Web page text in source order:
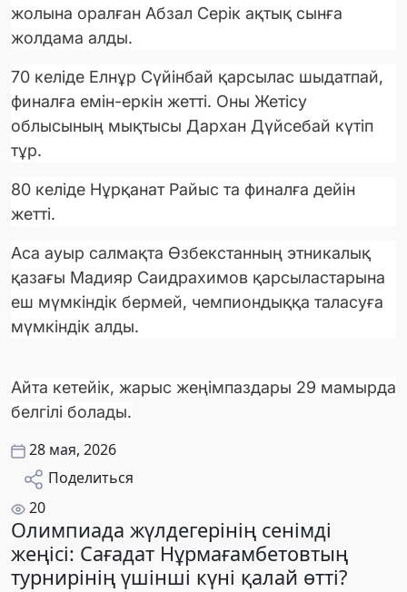
жолына оралған Абзал Серік ақтық сынға
жолдама алды.
70 келіде Елнұр Сүйінбай қарсылас шыдатпай,
финалға емін-еркін жетті. Оны Жетісу
облысының мықтысы Дархан Дүйсебай күтіп
тұр.
80 келіде Нұрқанат Райыс та финалға дейін
жетті.
Аса ауыр салмақта Өзбекстанның этникалық
қазағы Мадияр Саидрахимов қарсыластарына
еш мүмкіндік бермей, чемпиондыққа таласуға
мүмкіндік алды.
Айта кетейік, жарыс жеңімпаздары 29 мамырда
белгілі болады.
28 мая, 2026
Поделиться
20
Олимпиада жүлдегерінің сенімді
жеңісі: Сағадат Нұрмағамбетовтың
турнирінің үшінші күні қалай өтті?